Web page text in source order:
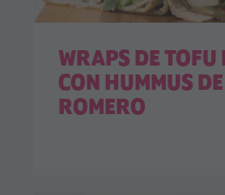
WRAPS DE
CON HUMMUS
ROMERO